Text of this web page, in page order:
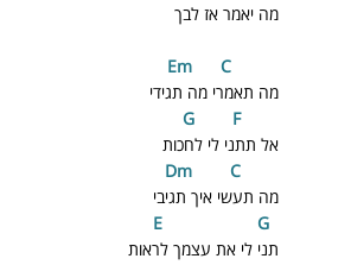
מה יאמר אז לבך
m
C
מה תאמרי מה תגידי
G
F
אל תתני לי לחכות
m
C
מה תעשי איך תגיבי
G
תני לי את עצמך לראות